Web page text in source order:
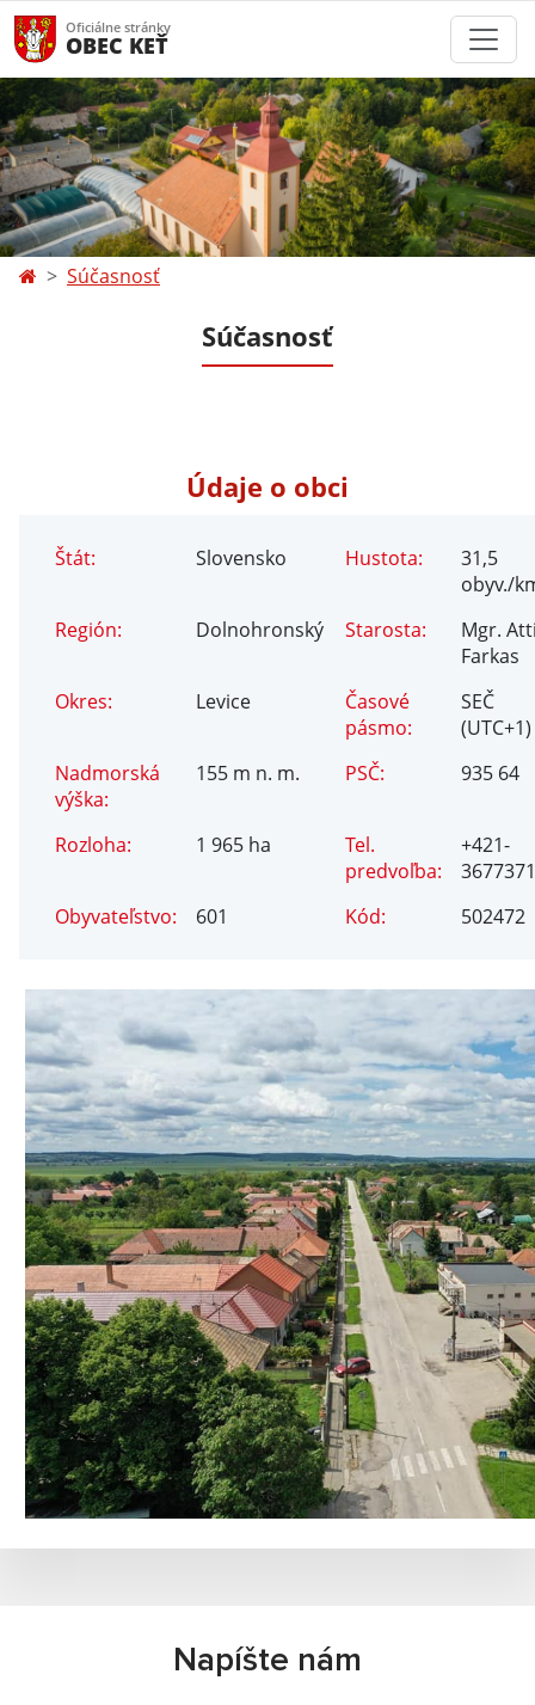
Oficiálne stránky
OBEC KEŤ
Súčasnosť
Súčasnosť
Údaje o obci
Štát: Slovensko Hustota:
31,5
obyv./
Región:
Dolnohronský Starosta:
Mgr.
Farkas
Okres:
Levice
Časové
pásmo:
SEČ
(UTC+1)
Nadmorská
výška:
155 m n. m. PSČ: 935 64
Rozloha: 1 965 ha
Tel.
predvoľba:
+421-
Obyvateľstvo:
601 Kód: 502472
Napíšte nám